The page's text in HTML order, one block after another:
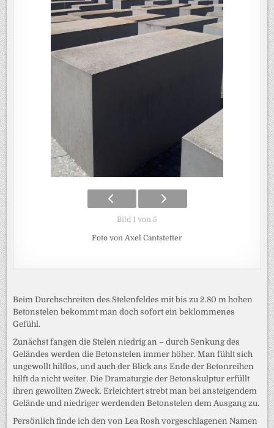
Bild 1 von 5
Foto von Axel Cantstetter
Beim Durchschreiten des Stelenfeldes mit bis zu 2.80 m hohen
Betonstelen bekommt man doch sofort ein beklommenes
Gefühl.
Zunächst fangen die Stelen niedrig an – durch Senkung des
Geländes werden die Betonstelen immer höher. Man fühlt sich
ungewollt hilflos, und auch der Blick ans Ende der Betonreihen
hilft da nicht weiter. Die Dramaturgie der Betonskulptur erfüllt
ihren gewollten Zweck. Erleichtert strebt man bei ansteigendem
Gelände und niedriger werdenden Betonstelen dem Ausgang zu.
Persönlich finde ich den von Lea Rosh vorgeschlagenen Namen